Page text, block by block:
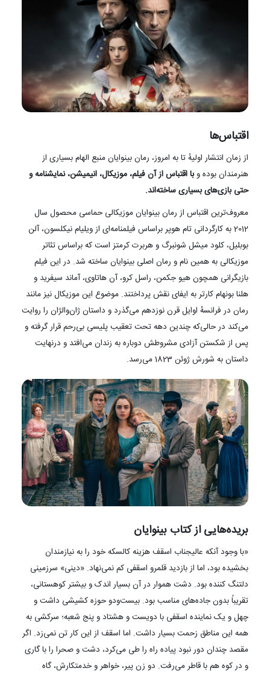
اقتباس‌ها
از زمان انتشار اولیهٔ تا به امروز، رمان بینوایان منبع الهام بسیاری از
هنرمندان بوده وبا اقتباس از آن فیلم‌، موزیکال، انیمیشن، نمایشنامه و
حتی بازی‌های بسیاری ساخته‌اند.
معروف‌ترین اقتباس از رمان بینوایان موزیکالی حماسی محصول سال
2012 به کارگردانی تام هوپر براساس فیلمنامه‌ای از ویلیام نیکلسون، آلن
بوبلیل، کلود میشل شونبرگ و هربرت کرمتز است که براساس تئاتر
موزیکالی به همین نام و رمان اصلی بینوایان ساخته شد. در این فیلم
بازیگرانی همچون هیو جکمن، راسل کرو، آن هاتاوی، آماند سیفرید و
هلنا بونهام کارتر به ایفای نقش پرداختند. موضوع این موزیکال نیز مانند
رمان در فرانسهٔ اوایل قرن نوزدهم می‌گذرد و داستان ژان‌والژان را روایت
می‌کند در حالی‌که چندین دهه تحت تعقیب پلیسی بی‌رحم قرار گرفته و
پس از شکستن آزادی مشروطش دوباره به زندان می‌افتد و درنهایت
داستان به شورش ژوئن 1823 می‌رسد.
بریده‌‌هایی از کتاب بینوایان
«با وجود آنکه عالیجناب اسقف هزینه کالسکه خود را به نیازمندان
بخشیده بود، اما از بازدید قلمرو اسقفی کم نمی‌نهاد. «دینی» سرزمینی
دلتنگ کننده بود. دشت هموار در آن بسیار اندک و بیشتر کوهستانی،
تقریباً بدون جاده‌های مناسب بود. بیست‌ودو حوزه کشیشی داشت و
چهل و یک نماینده اسقفی با دویست و هشتاد و پنج شعبه؛ سرکشی به
همه این مناطق زحمت بسیار داشت. اما اسقف از این کار تن نمی‌زد. اگر
مقصد چندان دور نبود پیاده راه را طی می‌کرد، دشت و صحرا را با گاری
و در کوه هم با قاطر می‌رفت. دو زن پیر، خواهر و خدمتکارش، گاه